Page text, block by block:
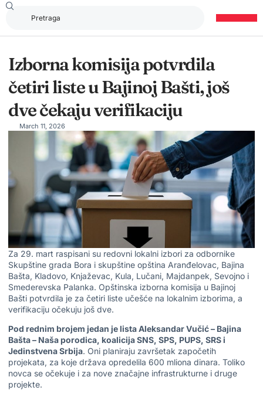
Izborna komisija potvrdila
četiri liste u Bajinoj Bašti, još
dve čekaju verifikaciju
March 11, 2026
Za 29. mart raspisani su redovni lokalni izbori za odbornike
Skupštine grada Bora i skupštine opština Aranđelovac, Bajina
Bašta, Kladovo, Knjaževac, Kula, Lučani, Majdanpek, Sevojno i
Smederevska Palanka. Opštinska izborna komisija u Bajinoj
Bašti potvrdila je za četiri liste učešće na lokalnim izborima, a
verifikaciju očekuju još dve.
Pod rednim brojem jedan je lista Aleksandar Vučić – Bajina
Bašta – Naša porodica, koalicija SNS, SPS, PUPS, SRS i
Jedinstvena Srbija. Oni planiraju završetak započetih
projekata, za koje država opredelila 600 mliona dinara. Toliko
novca se očekuje i za nove značajne infrastrukturne i druge
projekte.